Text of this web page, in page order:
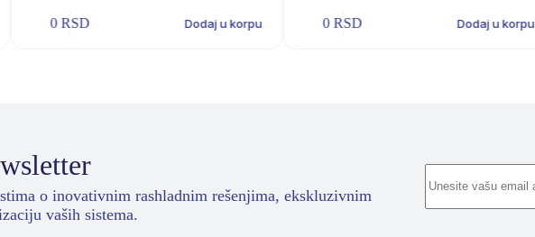
0 RSD Dodaj u korpu 0 RSD Dodaj u korpu
o inovativnim rashladnim rešenjima, ekskluzivnim
vaših sistema.